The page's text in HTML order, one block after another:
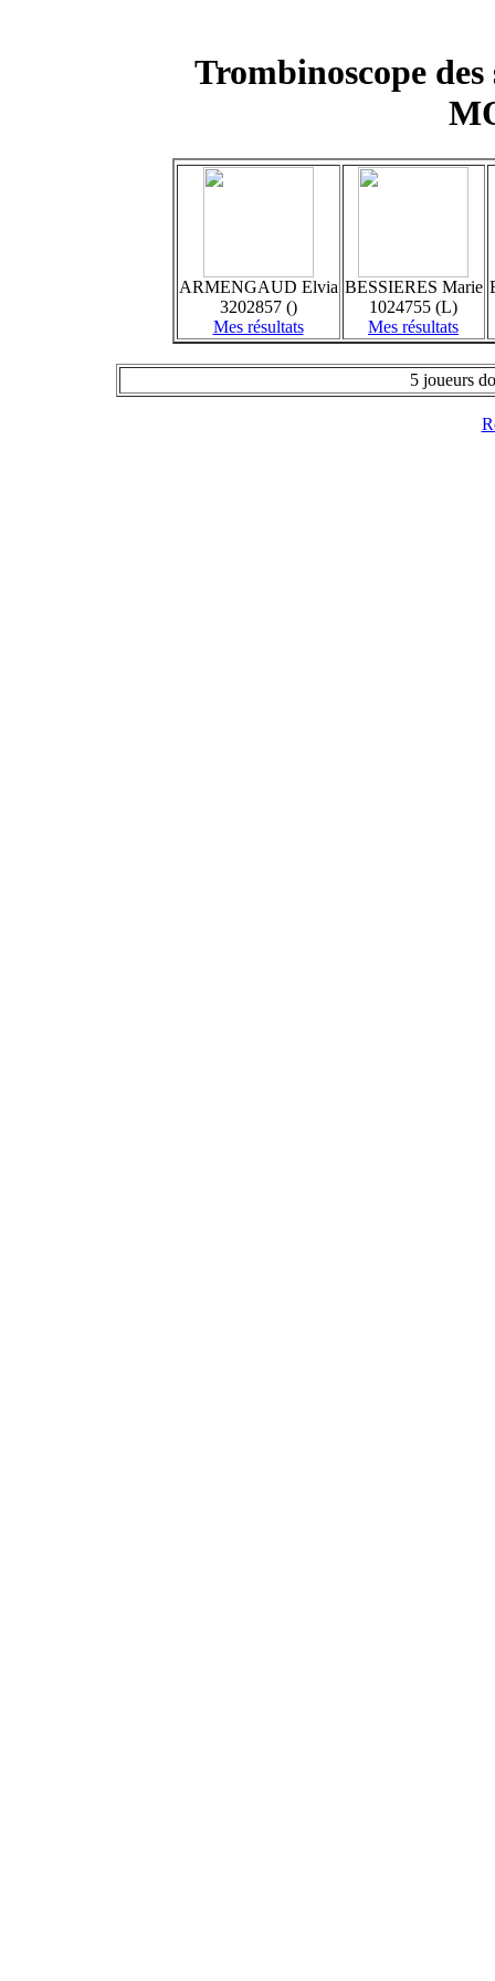
Trombinoscope
ARMENGAUD Elvia
3202857 ()
Mes résultats
BESSIERES Marie
1024755 (L)
Mes résultats
5 joueurs